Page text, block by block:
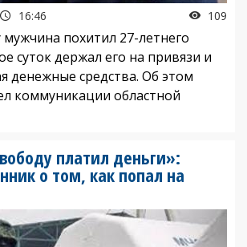
16:46 109
похитил 27-летнего
суток держал его на привязи и
денежные средства. Об этом
коммуникации областной
платил деньги»:
о том, как попал на